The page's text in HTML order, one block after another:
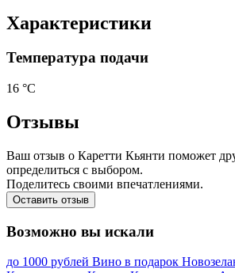
Характеристики
Температура подачи
16 °С
Отзывы
Ваш отзыв о Каретти Кьянти поможет
определиться с выбором.
Поделитесь своими впечатлениями.
Оставить отзыв
Возможно вы искали
до 1000 рублей Вино в подарок